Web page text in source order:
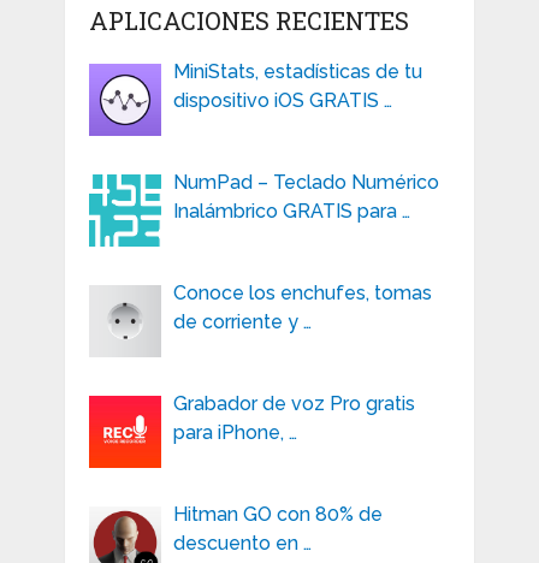
APLICACIONES RECIENTES
MiniStats, estadísticas de tu
dispositivo iOS GRATIS …
NumPad – Teclado Numérico
Inalámbrico GRATIS para …
Conoce los enchufes, tomas
de corriente y …
Grabador de voz Pro gratis
para iPhone, …
Hitman GO con 80% de
descuento en …